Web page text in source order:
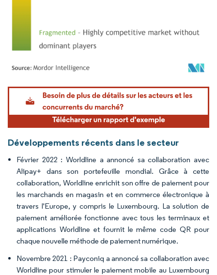
Image © Mordor Intelligence. La réutilisation nécessite une attribution sous CC BY
Développements récents dans le secteur
Février 2022 : Worldline a annoncé sa collaboration avec
Alipay+ dans son portefeuille mondial. Grâce à cette
collaboration, Worldline enrichit son offre de paiement pour
les marchands en magasin et en commerce électronique à
travers l'Europe, y compris le Luxembourg. La solution de
paiement améliorée fonctionne avec tous les terminaux et
applications Worldline et fournit le même code QR pour
chaque nouvelle méthode de paiement numérique.
Novembre 2021 : Payconiq a annoncé sa collaboration avec
Worldline pour stimuler le paiement mobile au Luxembourg